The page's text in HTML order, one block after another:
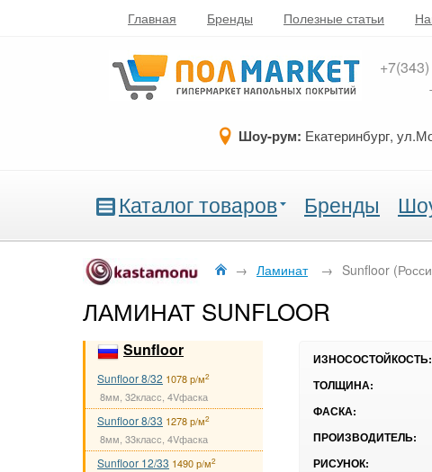
Главная Бренды Полезные статьи
+7(343)
Шоу-рум: Екатеринбург,
Каталог товаров Бренды
→ Ламинат → Sunfloor
ЛАМИНАТ SUNFLOOR
ИЗНОСОСТОЙКОСТЬ:
ТОЛЩИНА:
ФАСКА:
ПРОИЗВОДИТЕЛЬ:
РИСУНОК:
Sunfloor
Sunfloor 8/32 1078 р/м2
8мм, 32класс, 4Vфаска
Sunfloor 8/33 1278 р/м2
8мм, 33класс, 4Vфаска
Sunfloor 12/33 1490 р/м2